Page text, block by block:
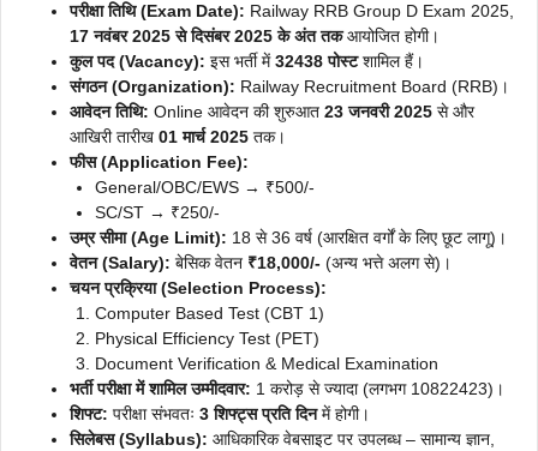
परीक्षा तिथि (Exam Date): Railway RRB Group D Exam 2025,
17 नवंबर 2025 से दिसंबर 2025 के अंत तकआयोजित होगी।
कुल पद (Vacancy): इस भर्ती में32438 पोस्टशामिल हैं।
संगठन (Organization): Railway Recruitment Board (RRB)।
आवेदन तिथि: Online आवेदन की शुरुआत 23 जनवरी 2025 से और
आखिरी तारीख 01 मार्च 2025 तक।
फीस (Application Fee):
General/OBC/EWS → ₹500/-
SC/ST → ₹250/-
उम्र सीमा (Age Limit): 18 से 36 वर्ष (आरक्षित वर्गों के लिए छूट लागू)।
वेतन (Salary): बेसिक वेतन ₹18,000/- (अन्य भत्ते अलग से)।
चयन प्रक्रिया (Selection Process):
Computer Based Test (CBT 1)
Physical Efficiency Test (PET)
Document Verification & Medical Examination
भर्ती परीक्षा में शामिल उम्मीदवार: 1 करोड़ से ज्यादा (लगभग 10822423)।
शिफ्ट: परीक्षा संभवतः 3 शिफ्ट्स प्रति दिनमें होगी।
सिलेबस (Syllabus): आधिकारिक वेबसाइट पर उपलब्ध – सामान्य ज्ञान,